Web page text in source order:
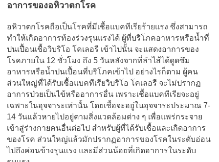
อาการของอหิวาตกโรค
อหิวาตกโรคถือเป็นโรคที่มีเชื้อแบคทีเรียร้ายแรง ซึ่งสามารถ
ทำให้เกิดอาการท้องร่วงรุนแรงได้ ผู้ที่บริโภคอาหารหรือน้ำที่
ปนเปื้อนเชื้อวิบริโอ โคเลอรี เข้าไปนั้น จะแสดงอาการของ
โรคภายใน 12 ชั่วโมง ถึง 5 วันหลังจากที่ลำไส้ได้ดูดซึม
อาหารหรือน้ำปนเปื้อนที่บริโภคเข้าไป อย่างไรก็ตาม ผู้คน
ส่วนใหญ่ที่ได้รับเชื้อแบคทีเรียวิบริโอ โคเลอรี จะไม่ปรากฏ
อาการป่วยเป็นไข้หรืออาการอื่น เพราะเชื้อแบคทีเรียจะอยู่
เฉพาะในอุจจาระเท่านั้น โดยเชื้อจะอยู่ในอุจจาระประมาณ 7-
14 วันแล้วหายไปอยู่ตามสิ่งแวดล้อมต่าง ๆ เพื่อแพร่กระจาย
เข้าสู่ร่างกายคนอื่นต่อไป สำหรับผู้ที่ได้รับเชื้อและเกิดอาการ
ของโรค ส่วนใหญ่แล้วมักปรากฏอาการของโรคในระดับอ่อน
ไปถึงค่อนข้างรุนแรง และมีส่วนน้อยที่เกิดอาการในระดับ